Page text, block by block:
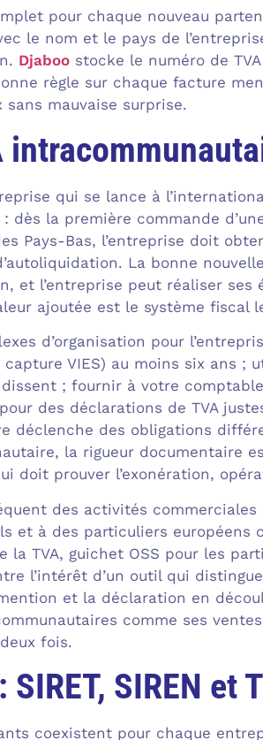
pour chaque nouveau
le nom et le pays de
Djaboostocke le numéro de
règle sur chaque facture
sans mauvaise surprise.
qui se lance à
dès la première commande
Pays-Bas, l’entreprise doit
La bonne
et l’entreprise peut réaliser
ajoutée est le système fiscal
d’organisation pour
VIES) au moins six ans ;
; fournir à votre
pour des déclarations de TVA
déclenche des obligations
la rigueur documentaire
doit prouver l’exonération,
des activités
et à des particuliers européens
la TVA, guichet OSS pour les
l’intérêt d’un outil qui
et la déclaration en
comme ses
fois.
SIRET, SIREN et
coexistent pour chaque